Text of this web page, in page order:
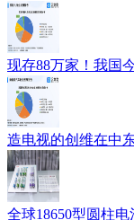
现存88万家！我国
造电视的创维在中
全球18650型圆柱